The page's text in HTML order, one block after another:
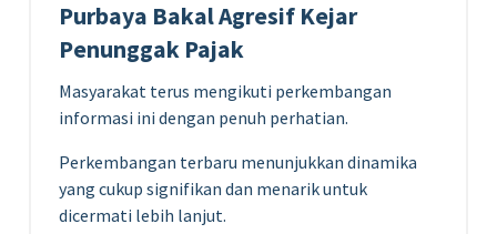
Purbaya Bakal Agresif Kejar
Penunggak Pajak
Masyarakat terus mengikuti perkembangan
informasi ini dengan penuh perhatian.
Perkembangan terbaru menunjukkan dinamika
yang cukup signifikan dan menarik untuk
dicermati lebih lanjut.